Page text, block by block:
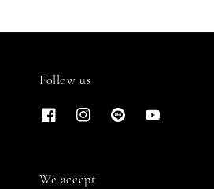
Follow us
We accept